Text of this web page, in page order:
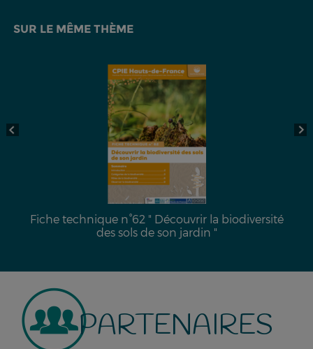
SUR LE MÊME THÈME
Fiche technique n°62 " Découvrir la biodiversité
des sols de son jardin "
PARTENAIRES